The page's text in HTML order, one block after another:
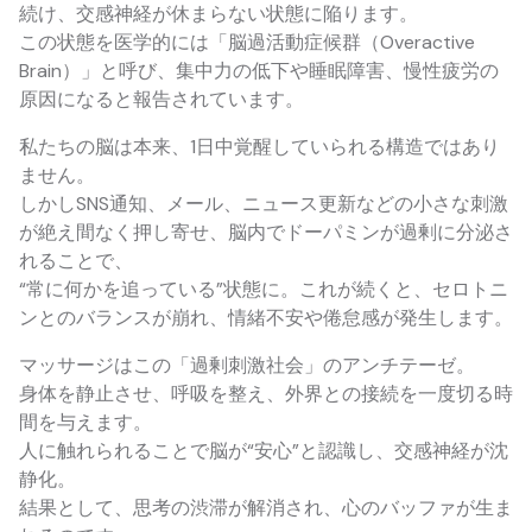
続け、交感神経が休まらない状態に陥ります。
この状態を医学的には「脳過活動症候群（Overactive
Brain）」と呼び、集中力の低下や睡眠障害、慢性疲労の
原因になると報告されています。
私たちの脳は本来、1日中覚醒していられる構造ではあり
ません。
しかしSNS通知、メール、ニュース更新などの小さな刺激
が絶え間なく押し寄せ、脳内でドーパミンが過剰に分泌さ
れることで、
“常に何かを追っている”状態に。これが続くと、セロトニ
ンとのバランスが崩れ、情緒不安や倦怠感が発生します。
マッサージはこの「過剰刺激社会」のアンチテーゼ。
身体を静止させ、呼吸を整え、外界との接続を一度切る時
間を与えます。
人に触れられることで脳が“安心”と認識し、交感神経が沈
静化。
結果として、思考の渋滞が解消され、心のバッファが生ま